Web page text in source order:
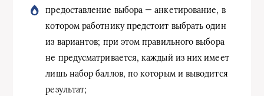
предоставление выбора — анкетирование, в
котором работнику предстоит выбрать один
из вариантов; при этом правильного выбора
не предусматривается, каждый из них имеет
лишь набор баллов, по которым и выводится
результат;